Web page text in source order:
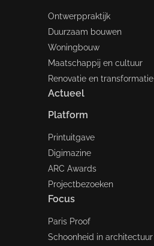
Ontwerppraktijk
Duurzaam bouwen
Woningbouw
Maatschappij en cultuur
Renovatie en transformatie
Actueel
Platform
Printuitgave
Digimazine
ARC Awards
Projectbezoeken
Focus
Paris Proof
Schoonheid in architectuur